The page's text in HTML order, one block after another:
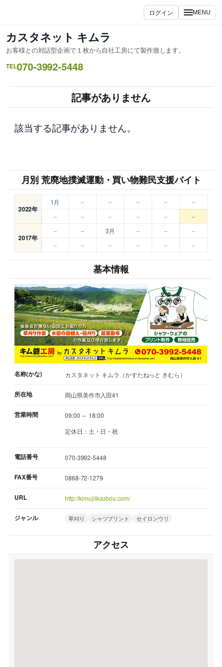
ス
キ
ッ
ログイン MENU
カスタネット キムラ
お客様との対話型企画で１枚から自社工房にて製作致します。
TEL070-3992-5448
記事がありません
該当する記事がありません。
月別 荒廃地撲滅運動・買い物難民支援バイト
2022年
1月 – – – –
–
–
– – – – –
2017年
– – 3月 – –
–
–
– – – – –
基本情報
名称(かな) カスタネット キムラ（かすたねっと きむら）
所在地 岡山県美作市入田41
営業時間
09:00 ～ 18:00
定休日：土・日・祝
電話番号 070-3992-5448
FAX番号 0868-72-1279
URL http://kimujiikoubou.com/
ジャンル 草刈り シャツプリント セイロンウリ
アクセス